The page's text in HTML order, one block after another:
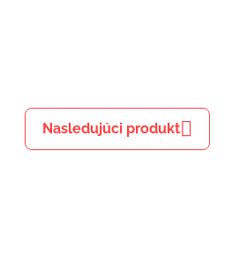
Nasledujúci produkt